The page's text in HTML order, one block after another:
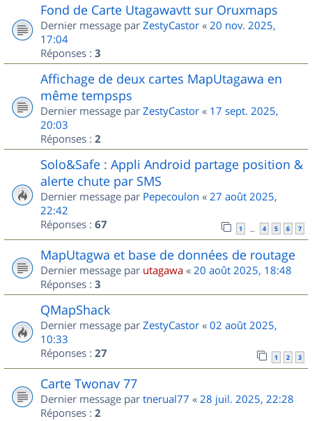
Fond de Carte Utagawavtt sur Oruxmaps
Dernier message par ZestyCastor « 20 nov. 2025,
17:04
Réponses : 3
Affichage de deux cartes MapUtagawa en
même tempsps
Dernier message par ZestyCastor « 17 sept. 2025,
20:03
Réponses : 2
Solo&Safe : Appli Android partage position &
alerte chute par SMS
Dernier message par Pepecoulon « 27 août 2025,
22:42
Réponses : 67 1 … 4 5 6 7
MapUtagwa et base de données de routage
Dernier message par utagawa « 20 août 2025, 18:48
Réponses : 3
QMapShack
Dernier message par ZestyCastor « 02 août 2025,
10:33
Réponses : 27 1 2 3
Carte Twonav 77
Dernier message par tnerual77 « 28 juil. 2025, 22:28
Réponses : 2